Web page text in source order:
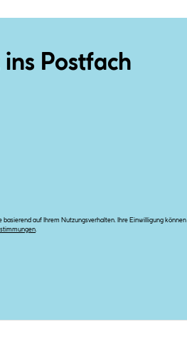
Postfach
auf Ihrem Nutzungsverhalten. Ihre Einwilligung können
.